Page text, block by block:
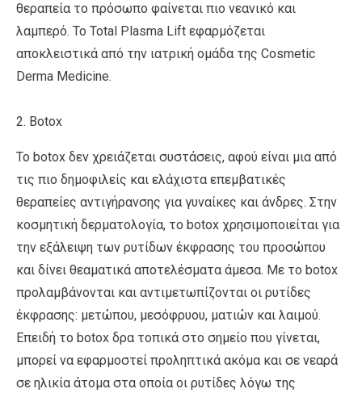
θεραπεία το πρόσωπο φαίνεται πιο νεανικό και
λαμπερό. Το Total Plasma Lift εφαρμόζεται
αποκλειστικά από την ιατρική ομάδα της Cosmetic
Derma Medicine.
2. Βotox
Το botox δεν χρειάζεται συστάσεις, αφού είναι μια από
τις πιο δημοφιλείς και ελάχιστα επεμβατικές
θεραπείες αντιγήρανσης για γυναίκες και άνδρες. Στην
κοσμητική δερματολογία, το botox χρησιμοποιείται για
την εξάλειψη των ρυτίδων έκφρασης του προσώπου
και δίνει θεαματικά αποτελέσματα άμεσα. Με το botox
προλαμβάνονται και αντιμετωπίζονται οι ρυτίδες
έκφρασης: μετώπου, μεσόφρυου, ματιών και λαιμού.
Επειδή το botox δρα τοπικά στο σημείο που γίνεται,
μπορεί να εφαρμοστεί προληπτικά ακόμα και σε νεαρά
σε ηλικία άτομα στα οποία οι ρυτίδες λόγω της